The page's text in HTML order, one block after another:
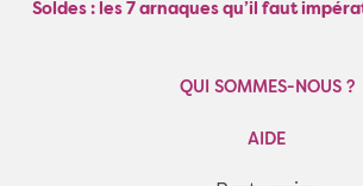
Soldes : les 7 arnaques qu’il faut
QUI SOMMES-NOUS ?
AIDE